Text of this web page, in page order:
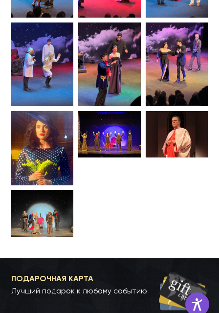
ПОДАРОЧНАЯ КАРТА
Лучший подарок к любому событию